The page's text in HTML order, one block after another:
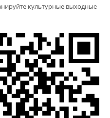
культурные выходные